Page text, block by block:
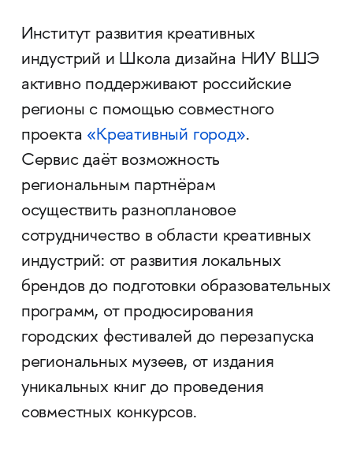
Институт развития креативных
индустрий и Школа дизайна НИУ ВШЭ
активно поддерживают российские
регионы с помощью совместного
проекта «Креативный город».
Сервис даёт возможность
региональным партнёрам
осуществить разноплановое
сотрудничество в области креативных
индустрий: от развития локальных
брендов до подготовки образовательных
программ, от продюсирования
городских фестивалей до перезапуска
региональных музеев, от издания
уникальных книг до проведения
совместных конкурсов.